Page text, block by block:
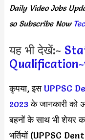
Daily Video Jobs
so Subscribe Now
यह भी देखें:-
Qualification-
कृपया, इसUPPSC
2023के जानकारी को
बहनों के साथ भी शेयर
भर्तियों (UPPSC